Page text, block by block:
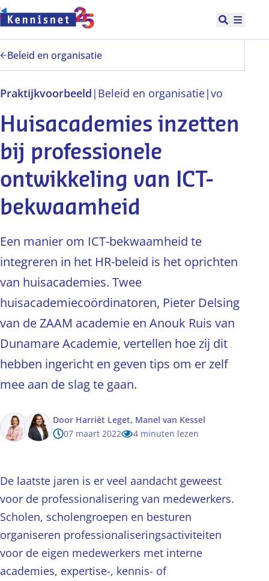
Doorgaan naar hoofdinhoud
Open
Beleid en organisatie
Praktijkvoorbeeld | Beleid en organisatie|vo
Huisacademies inzetten
bij professionele
ontwikkeling van ICT-
bekwaamheid
Een manier om ICT-bekwaamheid te
integreren in het HR-beleid is het oprichten
van huisacademies. Twee
huisacademiecoördinatoren, Pieter Delsing
van de ZAAM academie en Anouk Ruis van
Dunamare Academie, vertellen hoe zij dit
hebben ingericht en geven tips om er zelf
mee aan de slag te gaan.
Door Harriët Leget, Manel van Kessel
07 maart 2022
4 minuten lezen
De laatste jaren is er veel aandacht geweest
voor de professionalisering van medewerkers.
Scholen, scholengroepen en besturen
organiseren professionaliseringsactiviteiten
voor de eigen medewerkers met interne
academies, expertise-, kennis- of